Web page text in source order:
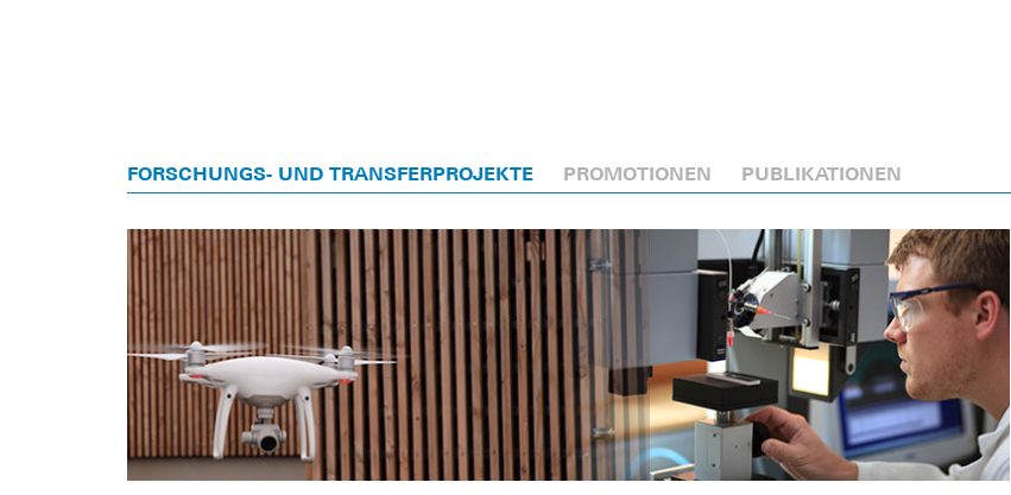
FORSCHUNGS- UND TRANSFERPROJEKTE PROMOTIONEN PUBLIKATIONEN